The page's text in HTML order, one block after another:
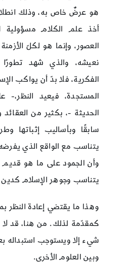
هو عرضٌ خاص به، وذلك
أخذ علم الكلام
العصور، وإنما هو لكلّ
نعيشه، والذي شهد
الفكرية، فلا بدّ أن يواكب
المستجدة، فيعيد النظر،-
الحديثة -، بكثير من
سابقًا وبأساليب إثباتها
يتناسب مع الواقع الذي
وأن الجمود على ما هو
يتناسب وجوهر الإسلام كدين
وهذا ما يقتضي إعادة النظر
كمقدّمة لذلك. من هنا، قد
شيء إلا ويستوجب استبداله
وبين العلوم الأخرى.